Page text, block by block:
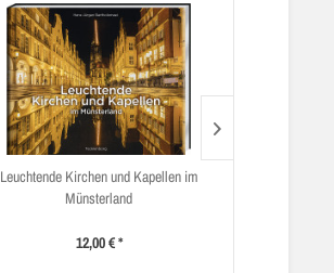
Leuchtende Kirchen und Kapellen im
Münsterland
12,00 € *